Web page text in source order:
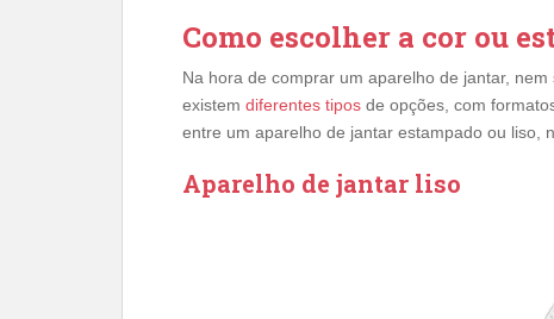
Como escolher a cor ou
Na hora de comprar um aparelho de jantar,
existem diferentes tipos de opções, com
entre um aparelho de jantar estampado ou liso,
Aparelho de jantar liso